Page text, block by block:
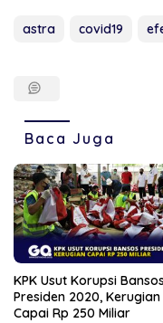
astra covid19
Baca Juga
KPK Usut Korupsi Bansos
Presiden 2020, Kerugian
Capai Rp 250 Miliar